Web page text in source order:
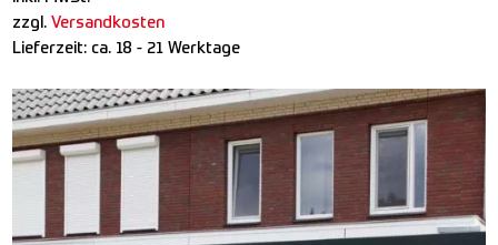
zzgl.Versandkosten
Lieferzeit: ca. 18 - 21 Werktage